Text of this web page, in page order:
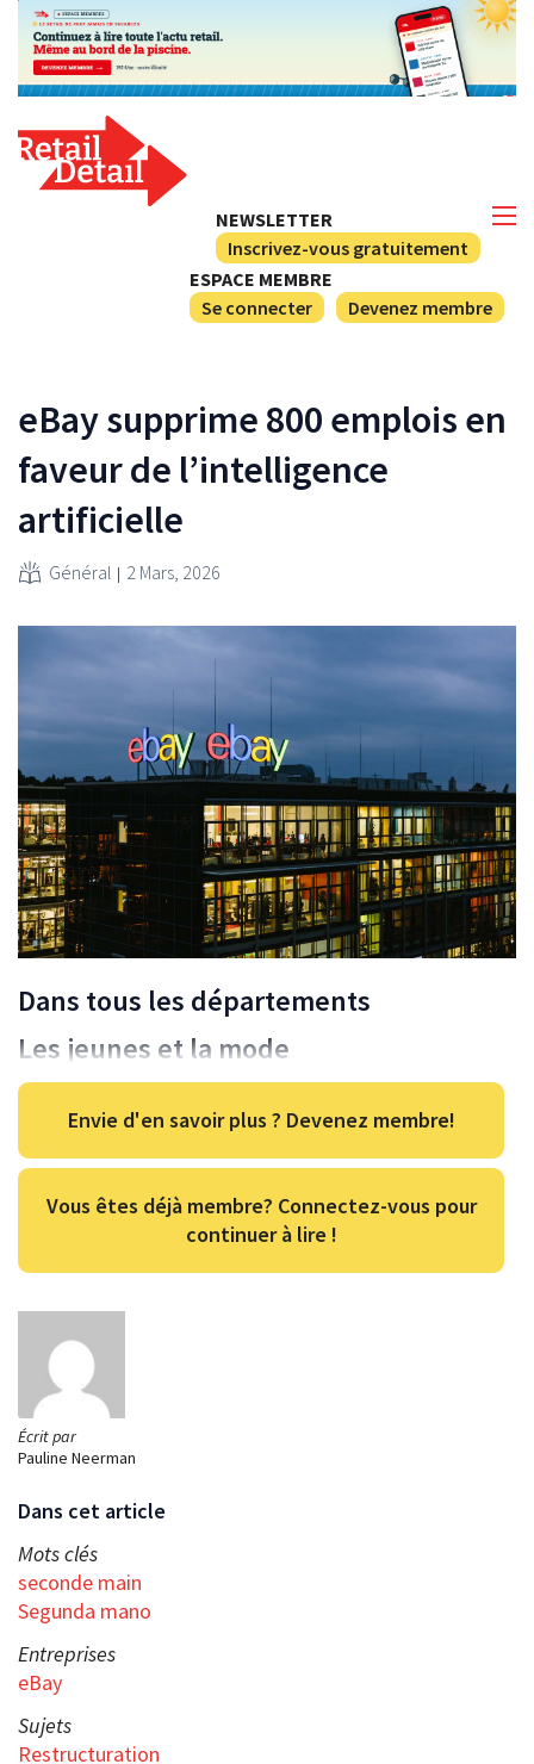
NEWSLETTER
Inscrivez-vous gratuitement
ESPACE MEMBRE
Se connecter
Devenez membre
Écrit par
Pauline Neerman
Dans cet article
Mots clés
seconde main
Segunda mano
Entreprises
eBay
Sujets
Restructuration
eBay supprime 800 emplois en
faveur de l’intelligence
artificielle
Général 2 Mars, 2026
Dans tous les départements
Les jeunes et la mode
Envie d'en savoir plus ? Devenez membre!
Vous êtes déjà membre? Connectez-vous pour
continuer à lire !